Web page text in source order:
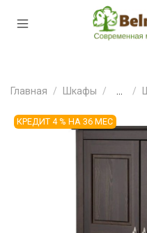
Главная Шкафы
КРЕДИТ 4 % НА 36 МЕС